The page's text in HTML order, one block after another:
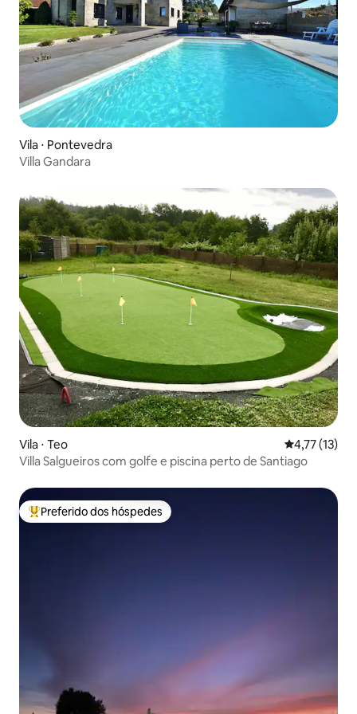
Vila ⋅ Pontevedra
Villa Gandara
Vila ⋅ Teo 4,77 de uma
4,77 (13)
Villa Salgueiros com golfe e piscina perto de Santiago
Entre os melhores preferidos dos hóspedes
Preferido dos hóspedes